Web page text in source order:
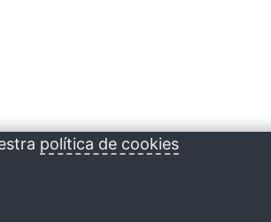
política de cookies